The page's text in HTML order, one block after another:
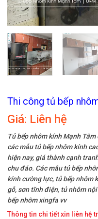
Thi công tủ bếp
Giá: Liên hệ
Tủ bếp nhôm kính Mạnh
các mẫu tủ bếp nhôm kính
hiện nay, giá thành cạnh
chu đáo. Các mẫu tủ bếp
kính cường lực, tủ bếp nhôm
gỗ, sơn tĩnh điện, tủ nhôm
bếp nhôm xingfa vv
Thông tin chi tiết xin liên hệ